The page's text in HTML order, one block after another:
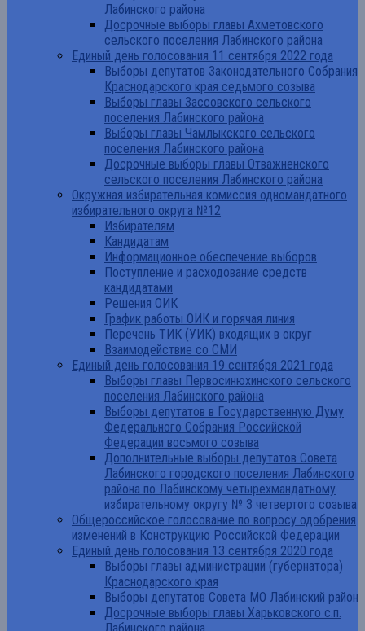
Лабинского района
Досрочные выборы главы Ахметовского
сельского поселения Лабинского района
Единый день голосования 11 сентября 2022 года
Выборы депутатов Законодательного Собрания
Краснодарского края седьмого созыва
Выборы главы Зассовского сельского
поселения Лабинского района
Выборы главы Чамлыкского сельского
поселения Лабинского района
Досрочные выборы главы Отважненского
сельского поселения Лабинского района
Окружная избирательная комиссия одномандатного
избирательного округа №12
Избирателям
Кандидатам
Информационное обеспечение выборов
Поступление и расходование средств
кандидатами
Решения ОИК
График работы ОИК и горячая линия
Перечень ТИК (УИК) входящих в округ
Взаимодействие со СМИ
Единый день голосования 19 сентября 2021 года
Выборы главы Первосинюхинского сельского
поселения Лабинского района
Выборы депутатов в Государственную Думу
Федерального Собрания Российской
Федерации восьмого созыва
Дополнительные выборы депутатов Совета
Лабинского городского поселения Лабинского
района по Лабинскому четырехмандатному
избирательному округу № 3 четвертого созыва
Общероссийское голосование по вопросу одобрения
изменений в Конструкцию Российской Федерации
Единый день голосования 13 сентября 2020 года
Выборы главы администрации (губернатора)
Краснодарского края
Выборы депутатов Совета МО Лабинский район
Досрочные выборы главы Харьковского с.п.